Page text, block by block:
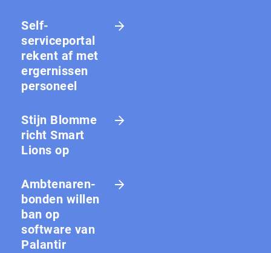
Self-
serviceportal
rekent af met
ergernissen
personeel
Stijn Blomme
richt Smart
Lions op
Amb­te­na­ren­
bon­den willen
ban op
software van
Palantir